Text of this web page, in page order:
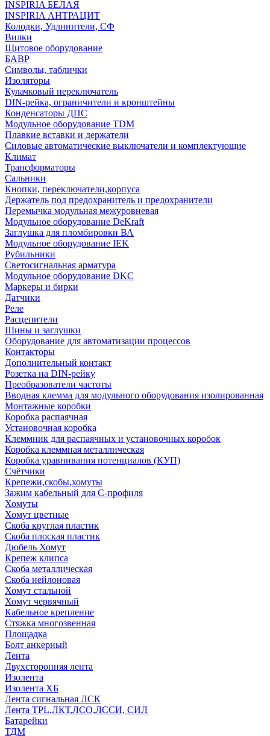
INSPIRIA БЕЛАЯ
INSPIRIA АНТРАЦИТ
Колодки, Удлинители, СФ
Вилки
Щитовое оборудование
БАВР
Символы, таблички
Изоляторы
Кулачковый переключатель
DIN-рейка, ограничители и кронштейны
Конденсаторы ДПС
Модульное оборудование TDM
Плавкие вставки и держатели
Силовые автоматические выключатели и комплектующие
Климат
Трансформаторы
Сальники
Кнопки, переключатели,корпуса
Держатель под предохранитель и предохранители
Перемычка модульная межуровневая
Модульное оборудование DeKraft
Заглушка для пломбировки ВА
Модульное оборудование IEK
Рубильники
Светосигнальная арматура
Модульное оборудование DKC
Маркеры и бирки
Датчики
Реле
Расцепители
Шины и заглушки
Оборудование для автоматизации процессов
Контакторы
Дополнительный контакт
Розетка на DIN-рейку
Преобразователи частоты
Вводная клемма для модульного оборудования изолированная
Монтажные коробки
Коробка распаячная
Установочная коробка
Клеммник для распаячных и установочных коробок
Коробка клеммная металлическая
Коробка уравнивания потенциалов (КУП)
Счётчики
Крепежи,скобы,хомуты
Зажим кабельный для С-профиля
Хомуты
Хомут цветные
Скоба круглая пластик
Скоба плоская пластик
Дюбель Хомут
Крепеж клипса
Скоба металлическая
Скоба нейлоновая
Хомут стальной
Хомут червячный
Кабельное крепление
Стяжка многозвенная
Площадка
Болт анкерный
Лента
Двухсторонняя лента
Изолента
Изолента ХБ
Лента сигнальная ЛСК
Лента TPL,ЛКТ,ЛСО,ЛССИ, СИЛ
Батарейки
ТДМ